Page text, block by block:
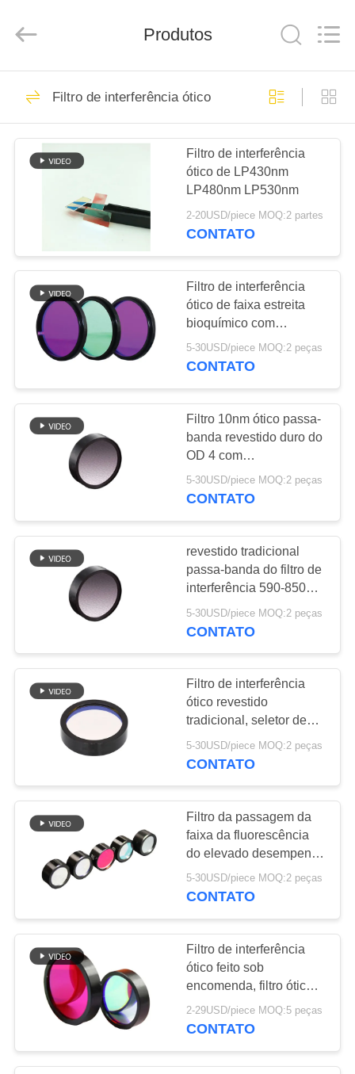
CASA
PRODUTOS
EXCURSÃO
DA
FÁBRICA
CONTROLE
DA
QUALIDADE
CONTACTE-
PEÇA
UMAS
CITAÇÕES
DO
SITE
PRIVACY
Optics
Co.,Ltd.
Filtro de
interferência ótico
Filtro longo da
passagem
12
Filtro de
interferência passa-
banda
37
Filtro da passagem
curto
10
Janela
infravermelha
Lente óptica
infravermelha
10
Produtos
Filtro de interferência ótico
Filtro de interferência
ótico de LP430nm
LP480nm LP530nm
2-20USD/piece MOQ:2 partes
CONTATO
Filtro de interferência
ótico de faixa estreita
bioquímico com
chanfradura de 0.2-
0.5mm
5-30USD/piece MOQ:2 peças
CONTATO
Filtro 10nm ótico passa-
banda revestido duro do
OD 4 com
profundamente
obstrução
5-30USD/piece MOQ:2 peças
CONTATO
revestido tradicional
passa-banda do filtro de
interferência 590-850nm
para o sistema ótico
5-30USD/piece MOQ:2 peças
CONTATO
Filtro de interferência
ótico revestido
tradicional, seletor de
frequências 440-700nm
ótico
5-30USD/piece MOQ:2 peças
CONTATO
Filtro da passagem da
faixa da fluorescência
do elevado desempenho
para o equipamento do
analisador
5-30USD/piece MOQ:2 peças
CONTATO
Filtro de interferência
ótico feito sob
encomenda, filtro ótico
passa-banda estreito
2-29USD/piece MOQ:5 peças
CONTATO